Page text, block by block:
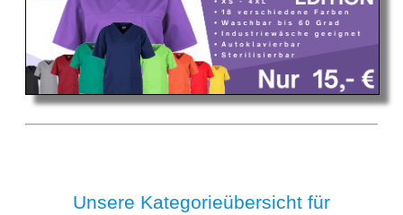
Unsere Kategorieübersicht für